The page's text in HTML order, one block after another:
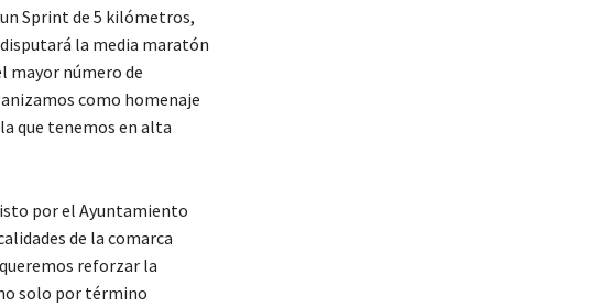
Sprint de 5 kilómetros,
la media maratón
mayor número de
como homenaje
que tenemos en alta
por el Ayuntamiento
de la comarca
reforzar la
solo por término